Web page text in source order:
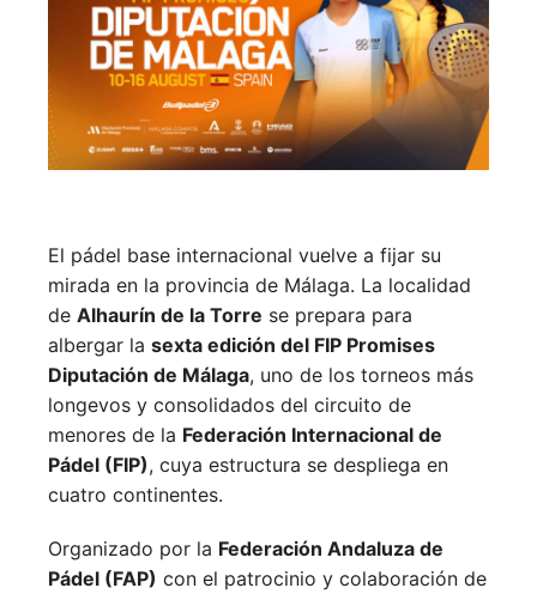
El pádel base internacional vuelve a fijar su
mirada en la provincia de Málaga. La localidad
de Alhaurín de la Torre se prepara para
albergar la sexta edición del FIP Promises
Diputación de Málaga, uno de los torneos más
longevos y consolidados del circuito de
menores de la Federación Internacional de
Pádel (FIP), cuya estructura se despliega en
cuatro continentes.
Organizado por la Federación Andaluza de
Pádel (FAP) con el patrocinio y colaboración de